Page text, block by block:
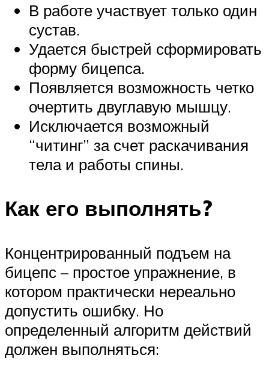
В работе участвует только один
сустав.
Удается быстрей сформировать
форму бицепса.
Появляется возможность четко
очертить двуглавую мышцу.
Исключается возможный
“читинг” за счет раскачивания
тела и работы спины.
Как его выполнять?
Концентрированный подъем на
бицепс – простое упражнение, в
котором практически нереально
допустить ошибку. Но
определенный алгоритм действий
должен выполняться: